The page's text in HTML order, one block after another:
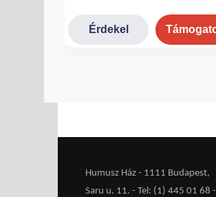
Humusz Ház - 1111 Budapest,
Saru u. 11. - Tel: (1) 445 01 68 -